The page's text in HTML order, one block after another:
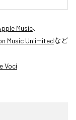
Music、
Music Unlimitedなど
Voci